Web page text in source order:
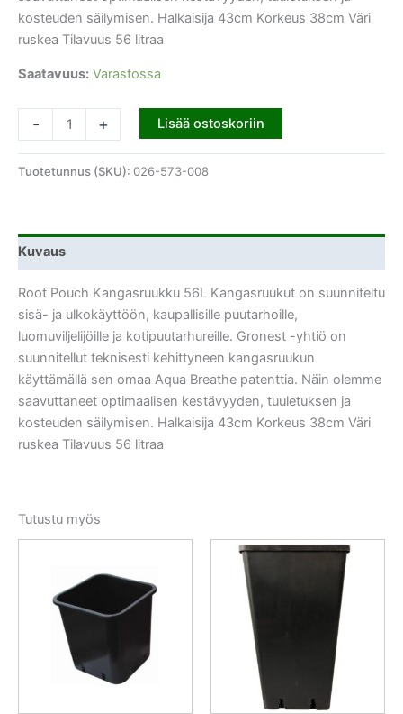
kosteuden säilymisen. Halkaisija 43cm Korkeus 38cm Väri
ruskea Tilavuus 56 litraa
Saatavuus: Varastossa
- + Lisää ostoskoriin
Tuotetunnus (SKU): 026-573-008
Kuvaus
Root Pouch Kangasruukku 56L Kangasruukut on suunniteltu
sisä- ja ulkokäyttöön, kaupallisille puutarhoille,
luomuviljelijöille ja kotipuutarhureille. Gronest -yhtiö on
suunnitellut teknisesti kehittyneen kangasruukun
käyttämällä sen omaa Aqua Breathe patenttia. Näin olemme
saavuttaneet optimaalisen kestävyyden, tuuletuksen ja
kosteuden säilymisen. Halkaisija 43cm Korkeus 38cm Väri
ruskea Tilavuus 56 litraa
Tutustu myös